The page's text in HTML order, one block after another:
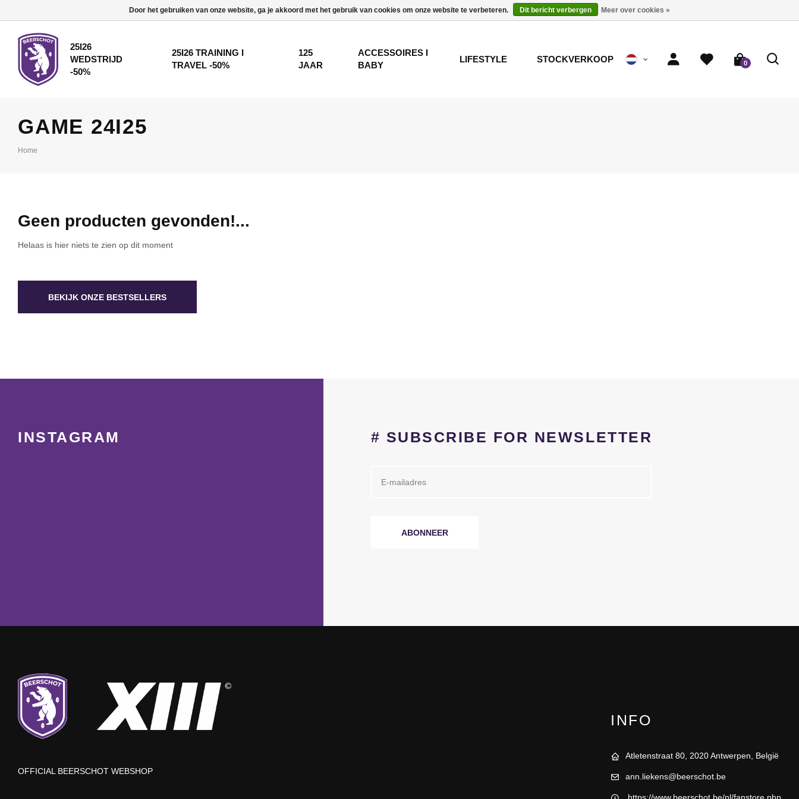
25I26
WEDSTRIJD
-50%
25I26 TRAINING I
TRAVEL -50%
125
JAAR
ACCESSOIRES I
BABY
LIFESTYLE STOCKVERKOOP 0
GAME 24I25
Home
Geen producten gevonden!...
Helaas is hier niets te zien op dit moment
BEKIJK ONZE BESTSELLERS
INSTAGRAM # SUBSCRIBE FOR NEWSLETTER
ABONNEER
OFFICIAL BEERSCHOT WEBSHOP
INFO
Atletenstraat 80, 2020 Antwerpen, België
ann.liekens@beerschot.be
Door het gebruiken van onze website, ga je akkoord met het gebruik van cookies om onze website te verbeteren. Dit bericht verbergen Meer over cookies »